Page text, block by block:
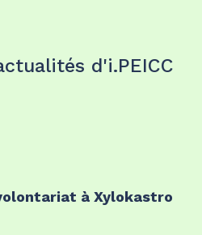
d'i.PEICC
à Xylokastro